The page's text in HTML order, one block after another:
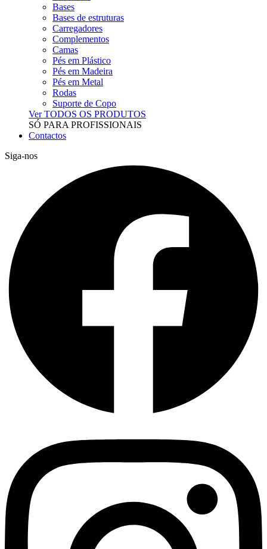
Bases
Bases de estruturas
Carregadores
Complementos
Camas
Pés em Plástico
Pés em Madeira
Pés em Metal
Rodas
Suporte de Copo
Ver TODOS OS PRODUTOS
SÓ PARA PROFISSIONAIS
Contactos
Siga-nos